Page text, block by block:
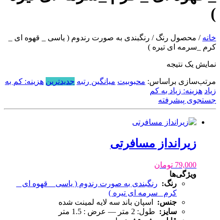
)
خانه / محصول رنگ / رنگبندی به صورت رندوم ( یاسی _ قهوه ای _
کرم _سرمه ای تیره )
نمایش یک نتیجه
مرتب‌سازی براساس: محبوبیت میانگین رتبه جدیدترین هزینه: کم به
زیاد هزینه: زیاد به کم
جستجوی پیشرفته
زیرانداز مسافرتی
79,000 تومان
ویژگی‌ها
رنگ: رنگبندی به صورت رندوم ( یاسی _ قهوه ای _
کرم _سرمه ای تیره )
جنس:
اسپان باند سه لایه لمینت شده
سایز: طول: 2 متر — عرض : 1.5 متر